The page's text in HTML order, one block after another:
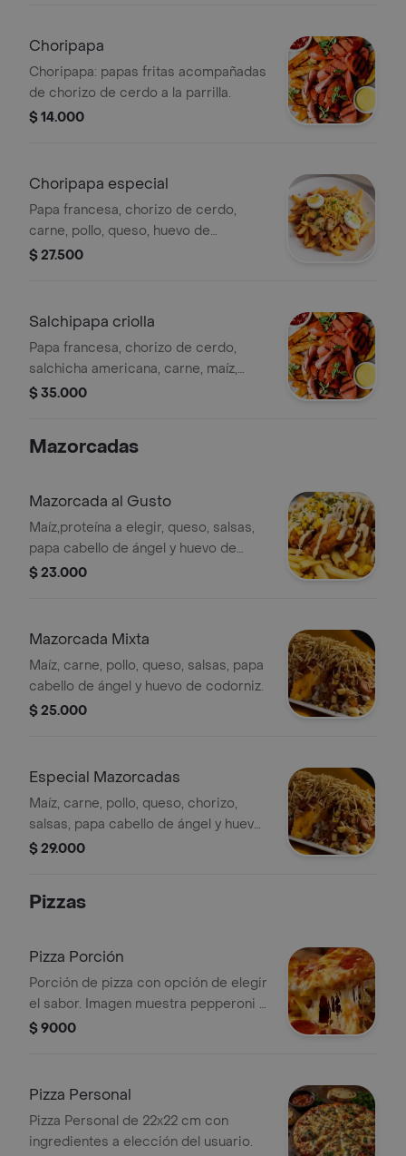
Choripapa
Choripapa: papas fritas acompañadas
de chorizo de cerdo a la parrilla.
$ 14.000
Choripapa especial
Papa francesa, chorizo de cerdo,
carne, pollo, queso, huevo de
codorniz, salsas y papa cabello de
$ 27.500
Salchipapa criolla
Papa francesa, chorizo de cerdo,
salchicha americana, carne, maíz,
queso, huevo de codorniz, tocineta,
$ 35.000
Mazorcadas
Mazorcada al Gusto
Maíz,proteína a elegir, queso, salsas,
papa cabello de ángel y huevo de
codorniz.
$ 23.000
Mazorcada Mixta
Maíz, carne, pollo, queso, salsas, papa
cabello de ángel y huevo de codorniz.
$ 25.000
Especial Mazorcadas
Maíz, carne, pollo, queso, chorizo,
salsas, papa cabello de ángel y huevo
de codorniz.
$ 29.000
Pizzas
Pizza Porción
Porción de pizza con opción de elegir
el sabor. Imagen muestra pepperoni y
queso.
$ 9000
Pizza Personal
Pizza Personal de 22x22 cm con
ingredientes a elección del usuario.